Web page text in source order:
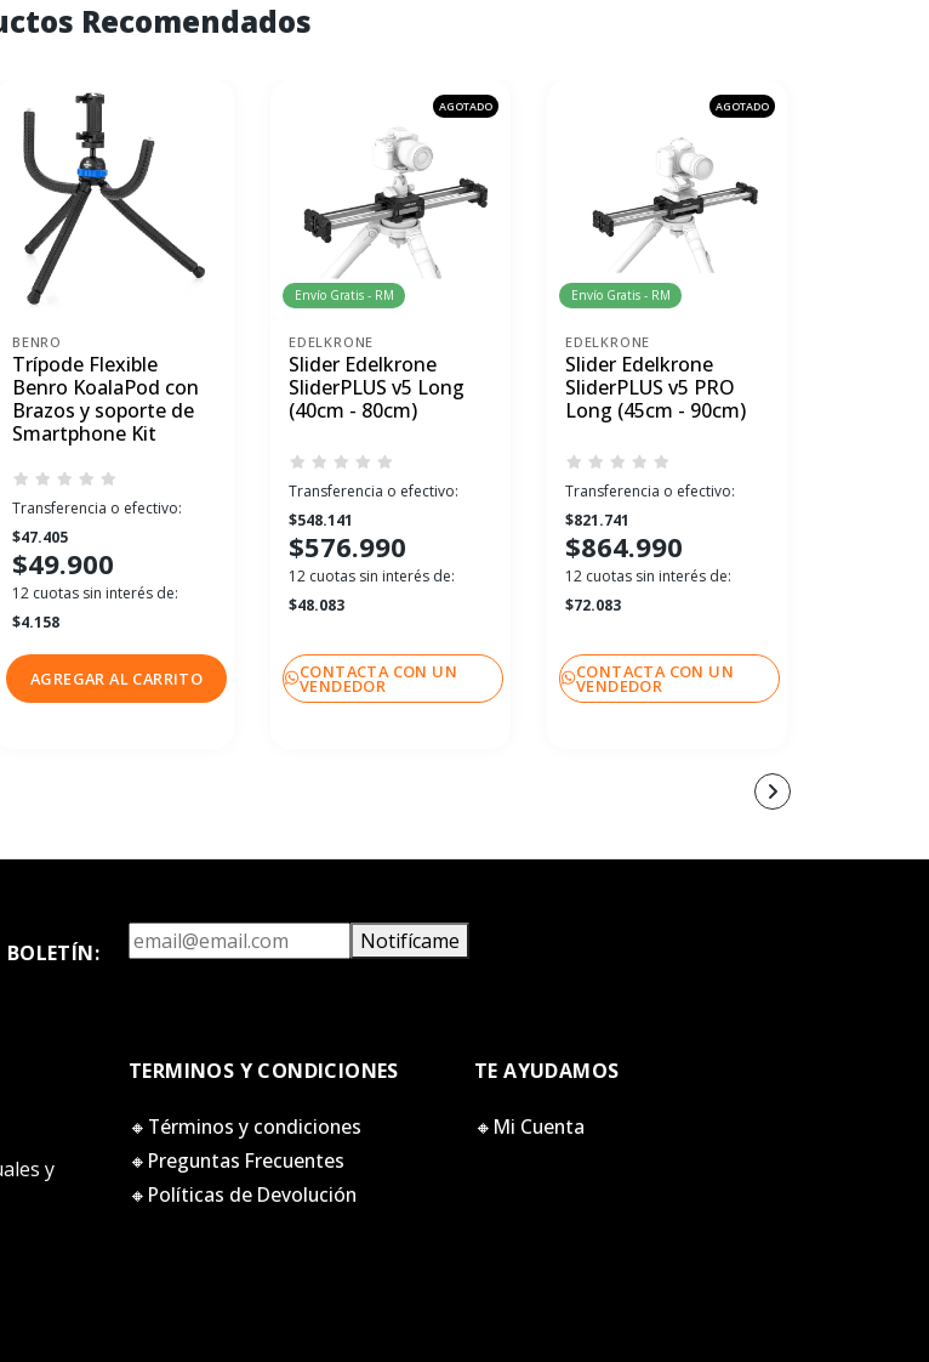
Recomendados
BENRO
Trípode Flexible
Benro KoalaPod con
Brazos y soporte de
Smartphone Kit
Transferencia o efectivo:
$47.405
$49.900
12 cuotas sin interés de:
$4.158
AGREGAR AL CARRITO
AGOTADO
Envío Gratis - RM
EDELKRONE
Slider Edelkrone
SliderPLUS v5 Long
(40cm - 80cm)
Transferencia o efectivo:
$548.141
$576.990
12 cuotas sin interés de:
$48.083
CONTACTA CON UN
VENDEDOR
AGOTADO
Envío Gratis - RM
EDELKRONE
Slider Edelkrone
SliderPLUS v5 PRO
Long (45cm - 90cm)
Transferencia o efectivo:
$821.741
$864.990
12 cuotas sin interés de:
$72.083
CONTACTA CON UN
VENDEDOR
BOLETÍN: Notifícame
y
TERMINOS Y CONDICIONES
🔸Términos y condiciones
🔸Preguntas Frecuentes
🔸Políticas de Devolución
TE AYUDAMOS
🔸Mi Cuenta